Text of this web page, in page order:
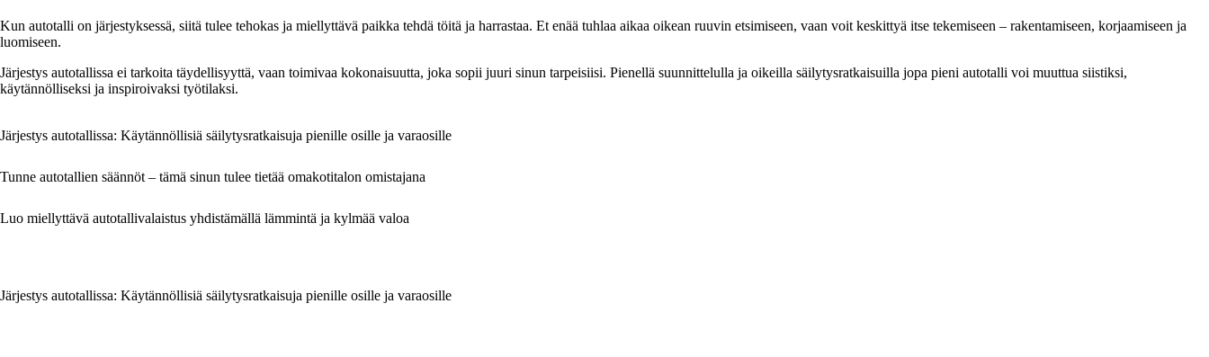
Kun autotalli on järjestyksessä, siitä tulee tehokas ja miellyttävä paikka tehdä töitä ja harrastaa. Et enää tuhlaa aikaa oikean ruuvin etsimiseen, vaan voit keskittyä itse tekemiseen – rakentamiseen, korjaamiseen ja
luomiseen.
Järjestys autotallissa ei tarkoita täydellisyyttä, vaan toimivaa kokonaisuutta, joka sopii juuri sinun tarpeisiisi. Pienellä suunnittelulla ja oikeilla säilytysratkaisuilla jopa pieni autotalli voi muuttua siistiksi,
käytännölliseksi ja inspiroivaksi työtilaksi.
Järjestys autotallissa: Käytännöllisiä säilytysratkaisuja pienille osille ja varaosille
Tunne autotallien säännöt – tämä sinun tulee tietää omakotitalon omistajana
Luo miellyttävä autotallivalaistus yhdistämällä lämmintä ja kylmää valoa
Järjestys autotallissa: Käytännöllisiä säilytysratkaisuja pienille osille ja varaosille